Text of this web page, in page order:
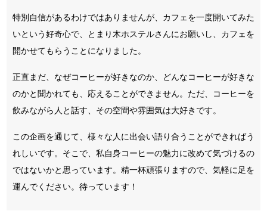
特別自信があるわけではありませんが、カフェを一度開いてみた
いという好奇心で、とまり木ホステルさんにお願いし、カフェを
開かせてもらうことになりました。
正直まだ、なぜコーヒーが好きなのか、どんなコーヒーが好きな
のかと聞かれても、応えることができません。 ただ、コーヒーを
飲みながら人と話す、その空間や雰囲気は大好きです。
この企画を通じて、様々な人に出会い語り合うことができればう
れしいです。そこで、私自身コーヒーの魅力に改めて気づけるの
ではないかと思っています。 精一杯頑張りますので、気軽に足を
運んでください。待っています！